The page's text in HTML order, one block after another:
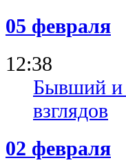
05 февраля
12:38
Бывший и
взглядов
02 февраля